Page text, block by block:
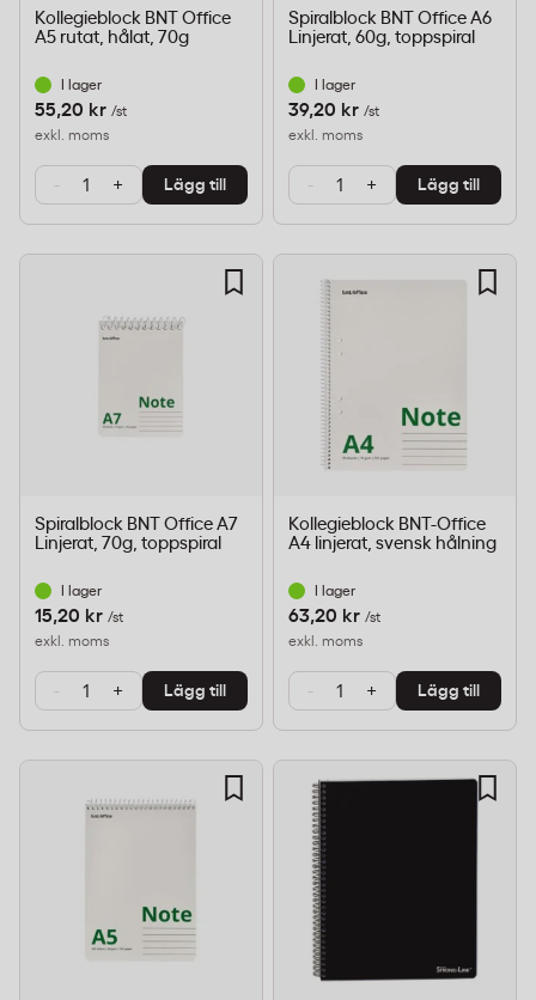
Kollegieblock BNT Office
A5 rutat, hålat, 70g
I lager
55,20 kr /st
exkl. moms
- + Lägg till
Spiralblock BNT Office A6
Linjerat, 60g, toppspiral
I lager
39,20 kr /st
exkl. moms
- + Lägg till
Spiralblock BNT Office A7
Linjerat, 70g, toppspiral
I lager
15,20 kr /st
exkl. moms
- + Lägg till
Kollegieblock BNT-Office
A4 linjerat, svensk hålning
I lager
63,20 kr /st
exkl. moms
- + Lägg till